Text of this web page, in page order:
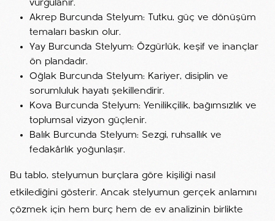
vurgulanır.
Akrep Burcunda Stelyum: Tutku, güç ve dönüşüm
temaları baskın olur.
Yay Burcunda Stelyum: Özgürlük, keşif ve inançlar
ön plandadır.
Oğlak Burcunda Stelyum: Kariyer, disiplin ve
sorumluluk hayatı şekillendirir.
Kova Burcunda Stelyum: Yenilikçilik, bağımsızlık ve
toplumsal vizyon güçlenir.
Balık Burcunda Stelyum: Sezgi, ruhsallık ve
fedakârlık yoğunlaşır.
Bu tablo, stelyumun burçlara göre kişiliği nasıl
etkilediğini gösterir. Ancak stelyumun gerçek anlamını
çözmek için hem burç hem de ev analizinin birlikte